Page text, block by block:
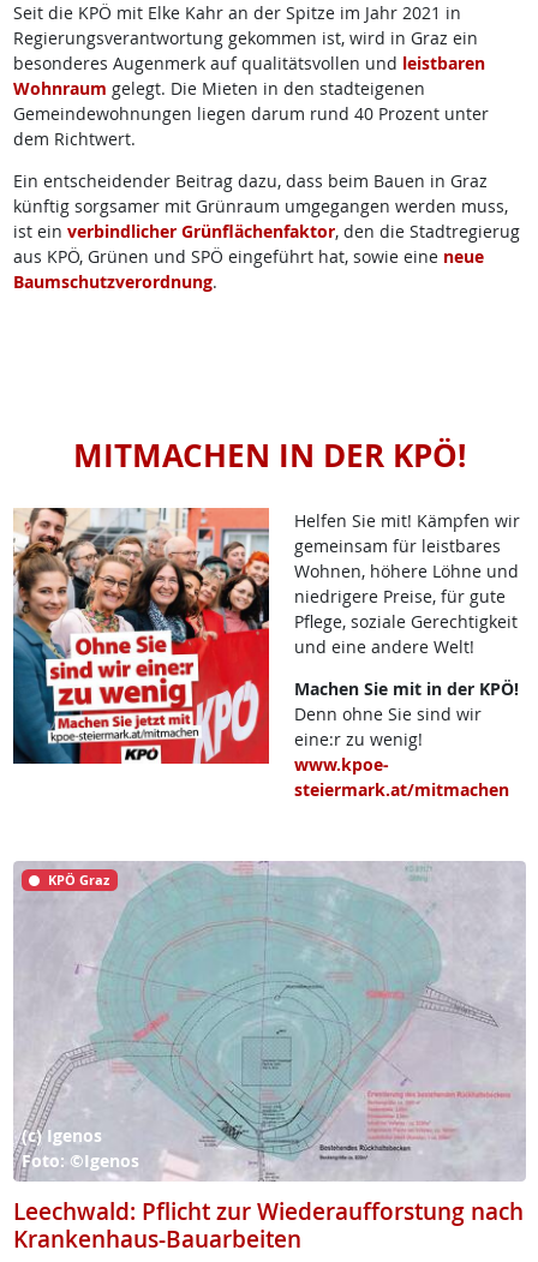
Seit die KPÖ mit Elke Kahr an der Spitze im Jahr 2021 in
Regierungsverantwortung gekommen ist, wird in Graz ein
besonderes Augenmerk auf qualitätsvollen und leistbaren
Wohnraum gelegt. Die Mieten in den stadteigenen
Gemeindewohnungen liegen darum rund 40 Prozent unter
dem Richtwert.
Ein entscheidender Beitrag dazu, dass beim Bauen in Graz
künftig sorgsamer mit Grünraum umgegangen werden muss,
ist ein verbindlicher Grünflächenfaktor, den die Stadtregierug
aus KPÖ, Grünen und SPÖ eingeführt hat, sowie eine neue
Baumschutzverordnung.
MITMACHEN IN DER KPÖ!
Helfen Sie mit! Kämpfen wir
gemeinsam für leistbares
Wohnen, höhere Löhne und
niedrigere Preise, für gute
Pflege, soziale Gerechtigkeit
und eine andere Welt!
Machen Sie mit in der KPÖ!
Denn ohne Sie sind wir
eine:r zu wenig!
www.kpoe-
steiermark.at/mitmachen
KPÖ Graz
(c) Igenos
Foto: ©Igenos
Leechwald: Pflicht zur Wiederaufforstung nach
Krankenhaus-Bauarbeiten